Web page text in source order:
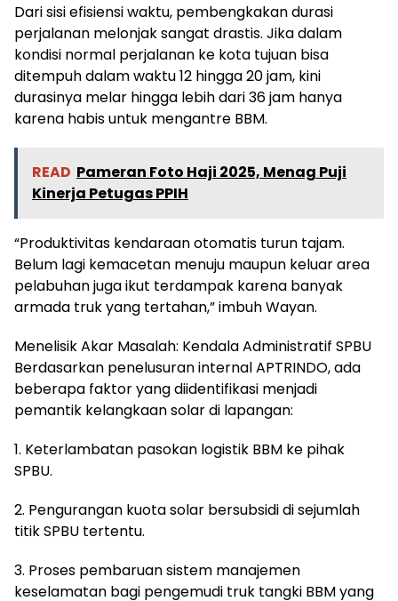
Dari sisi efisiensi waktu, pembengkakan durasi
perjalanan melonjak sangat drastis. Jika dalam
kondisi normal perjalanan ke kota tujuan bisa
ditempuh dalam waktu 12 hingga 20 jam, kini
durasinya melar hingga lebih dari 36 jam hanya
karena habis untuk mengantre BBM.
READ Pameran Foto Haji 2025, Menag Puji
Kinerja Petugas PPIH
“Produktivitas kendaraan otomatis turun tajam.
Belum lagi kemacetan menuju maupun keluar area
pelabuhan juga ikut terdampak karena banyak
armada truk yang tertahan,” imbuh Wayan.
Menelisik Akar Masalah: Kendala Administratif SPBU
Berdasarkan penelusuran internal APTRINDO, ada
beberapa faktor yang diidentifikasi menjadi
pemantik kelangkaan solar di lapangan:
1. Keterlambatan pasokan logistik BBM ke pihak
SPBU.
2. Pengurangan kuota solar bersubsidi di sejumlah
titik SPBU tertentu.
3. Proses pembaruan sistem manajemen
keselamatan bagi pengemudi truk tangki BBM yang